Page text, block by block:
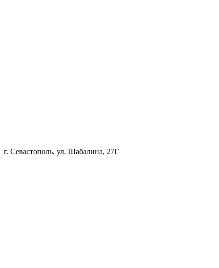
г. Севастополь, ул. Шабалина, 27Г